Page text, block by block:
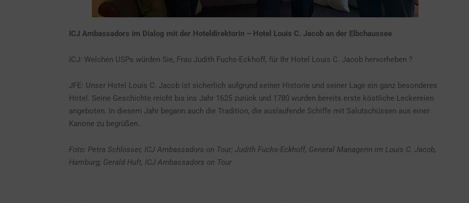
ICJ Ambassadors im Dialog mit der Hoteldirektorin – Hotel Louis C. Jacob an der Elbchaussee
ICJ: Welchen USPs würden Sie, Frau Judith Fuchs-Eckhoff, für Ihr Hotel Louis C. Jacob hervorheben ?
JFE: Unser Hotel Louis C. Jacob ist sicherlich aufgrund seiner Historie und seiner Lage ein ganz besonderes
Hotel. Seine Geschichte reicht bis ins Jahr 1625 zurück und 1780 wurden bereits erste köstliche Leckereien
angeboten. In diesem Jahr begann auch die Tradition, die auslaufende Schiffe mit Salutschüssen aus einer
Kanone zu begrüßen.
Foto: Petra Schlosser, ICJ Ambassadors on Tour; Judith Fuchs-Eckhoff, General Managerin im Louis C. Jacob,
Hamburg​; Gerald Huft, ICJ Ambassadors on Tour